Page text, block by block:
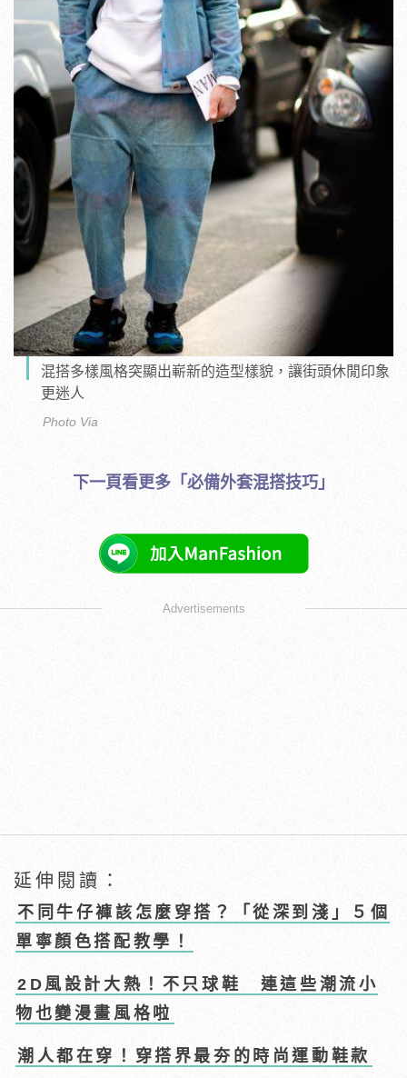
混搭多樣風格突顯出嶄新的造型樣貌，讓街頭休閒印象
更迷人
Photo Via
下一頁看更多「必備外套混搭技巧」
Advertisements
延伸閱讀：
不同牛仔褲該怎麼穿搭？「從深到淺」５個
單寧顏色搭配教學！
2D風設計大熱！不只球鞋 連這些潮流小
物也變漫畫風格啦
潮人都在穿！穿搭界最夯的時尚運動鞋款